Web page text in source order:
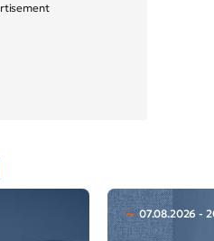
07.08.2026 -